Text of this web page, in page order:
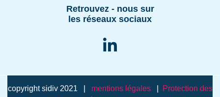
Retrouvez - nous sur
les réseaux sociaux
copyright sidiv 2021 | mentions légales|
Protection des